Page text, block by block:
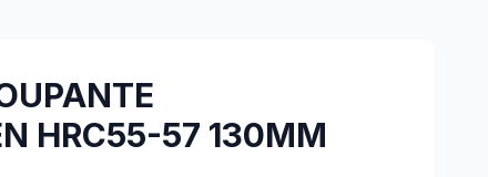
HRC55-57 130MM